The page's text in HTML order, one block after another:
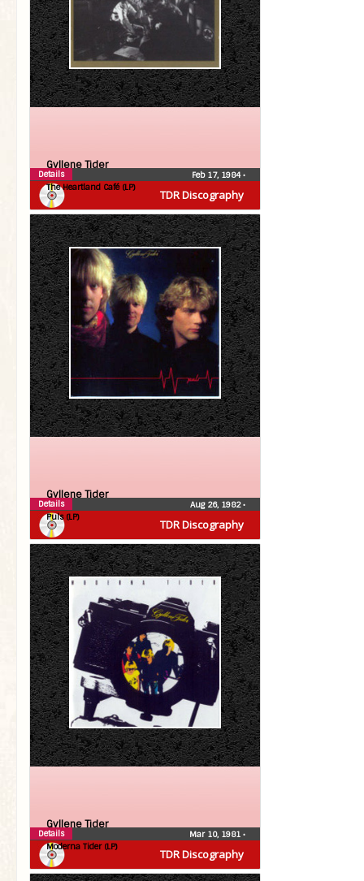
TDR Discography
Gyllene Tider
The Heartland Café (LP)
Feb 17, 1984•
Details
TDR Discography
Gyllene Tider
Puls (LP)
Aug 26, 1982•
Details
TDR Discography
Gyllene Tider
Moderna Tider (LP)
Mar 10, 1981 •
Details